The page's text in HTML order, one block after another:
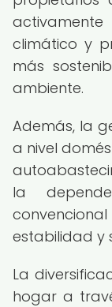
climático y
más
ambiente.
Además, la
a nivel
la
estabilidad y
La
hogar a